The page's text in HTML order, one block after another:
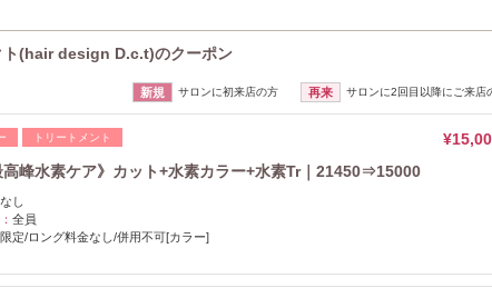
ト(hair design D.c.t)のクーポン
新規 サロンに初来店の方 再来 サロンに2回目以降にご来店
トリートメント
高峰水素ケア》カット+水素カラー+水素Tr｜21450⇒15000
し
全員
定/ロング料金なし/併用不可[カラー]